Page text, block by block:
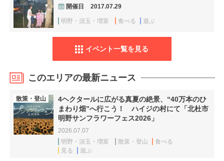
開催日 2017.07.29
明野・須玉・増富 食べる 遊ぶ
イベント一覧を見る
このエリアの最新ニュース
散策・登山
4ヘクタールに広がる真夏の絶景、“40万本のひ
まわり畑”へ行こう！ ハイジの村にて「北杜市
明野サンフラワーフェス2026」
2026.07.07
明野・須玉・増富
散策・登山
食べる
見る
遊ぶ